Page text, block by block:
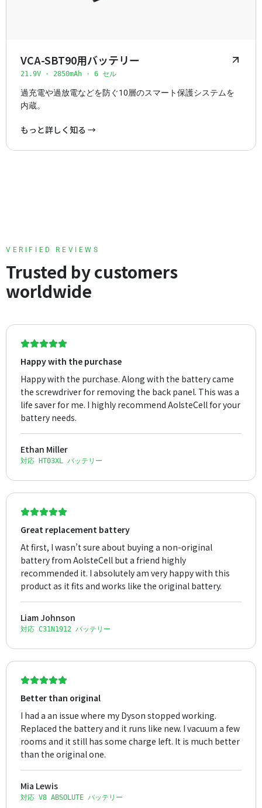
VCA-SBT90用バッテリー
21.9V · 2850mAh · 6 セル
過充電や過放電などを防ぐ10層のスマート保護システムを
内蔵。
もっと詳しく知る →
VERIFIED REVIEWS
Trusted by customers
worldwide
Happy with the purchase
Happy with the purchase. Along with the battery came
the screwdriver for removing the back panel. This was a
life saver for me. I highly recommend AolsteCell for your
battery needs.
Ethan Miller
対応 HT03XL バッテリー
Great replacement battery
At first, I wasn’t sure about buying a non-original
battery from AolsteCell but a friend highly
recommended it. I absolutely am very happy with this
product as it fits and works like the original battery.
Liam Johnson
対応 C31N1912 バッテリー
Better than original
I had a an issue where my Dyson stopped working.
Replaced the battery and it runs like new. I vacuum a few
rooms and it still has some charge left. It is much better
than the original one.
Mia Lewis
対応 V8 ABSOLUTE バッテリー